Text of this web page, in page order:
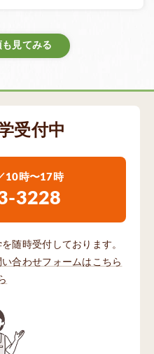
見てみる
受付中
10時〜17時
3228
随時受付しております。
い合わせフォームはこちら